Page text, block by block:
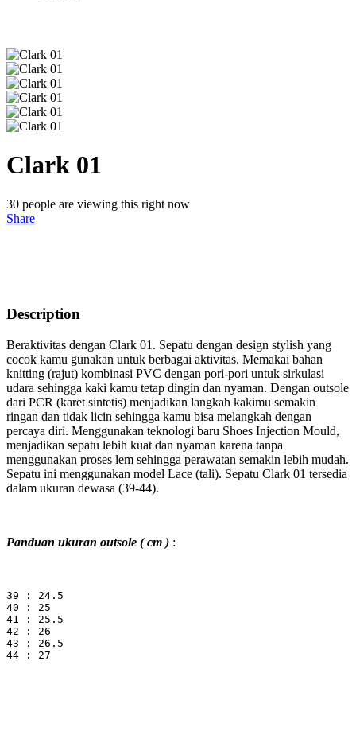
Clark 01
30 people are viewing this right now
Share
Description
Beraktivitas dengan Clark 01. Sepatu dengan design stylish yang
cocok kamu gunakan untuk berbagai aktivitas. Memakai bahan
knitting (rajut) kombinasi PVC dengan pori-pori untuk sirkulasi
udara sehingga kaki kamu tetap dingin dan nyaman. Dengan outsole
dari PCR (karet sintetis) menjadikan langkah kakimu semakin
ringan dan tidak licin sehingga kamu bisa melangkah dengan
percaya diri. Menggunakan teknologi baru Shoes Injection Mould,
menjadikan sepatu lebih kuat dan nyaman karena tanpa
menggunakan proses lem sehingga perawatan semakin lebih mudah.
Sepatu ini menggunakan model Lace (tali). Sepatu Clark 01 tersedia
dalam ukuran dewasa (39-44).
Panduan ukuran outsole ( cm ) :
39 : 24.5
40 : 25
41 : 25.5
42 : 26
43 : 26.5
44 : 27